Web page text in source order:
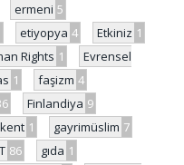
ermeni 5
etiyopya 4 Etkiniz 1
Rights 1
Evrensel
1 faşizm 4
Finlandiya 9
1 gayrimüslim 7
86 gıda 1